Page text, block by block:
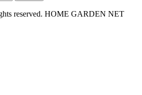
reserved. HOME GARDEN NET